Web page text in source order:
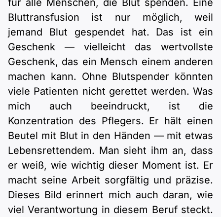
für alle Menschen, die Blut spenden. Eine
Bluttransfusion ist nur möglich, weil
jemand Blut gespendet hat. Das ist ein
Geschenk — vielleicht das wertvollste
Geschenk, das ein Mensch einem anderen
machen kann. Ohne Blutspender könnten
viele Patienten nicht gerettet werden. Was
mich auch beeindruckt, ist die
Konzentration des Pflegers. Er hält einen
Beutel mit Blut in den Händen — mit etwas
Lebensrettendem. Man sieht ihm an, dass
er weiß, wie wichtig dieser Moment ist. Er
macht seine Arbeit sorgfältig und präzise.
Dieses Bild erinnert mich auch daran, wie
viel Verantwortung in diesem Beruf steckt.